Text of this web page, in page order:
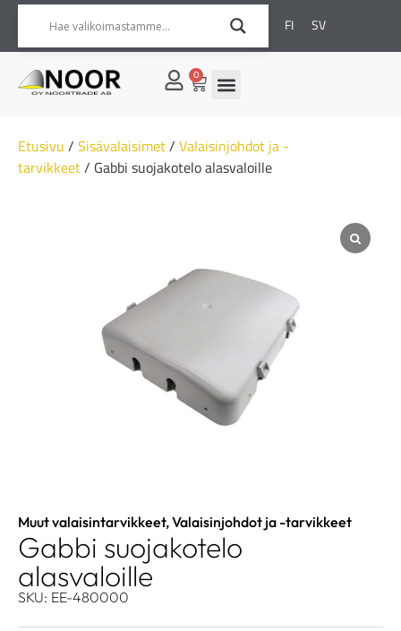
FI SV
0
Etusivu / Sisävalaisimet/ Valaisinjohdot ja -
tarvikkeet/ Gabbi suojakotelo alasvaloille
Muut valaisintarvikkeet,Valaisinjohdot ja -tarvikkeet
Gabbi suojakotelo
alasvaloille
SKU: EE-480000